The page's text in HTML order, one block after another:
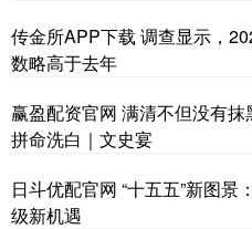
传金所APP下载 调查显示，
数略高于去年
赢盈配资官网 满清不但没有
拼命洗白｜文史宴
日斗优配官网 “十五五”新图
级新机遇